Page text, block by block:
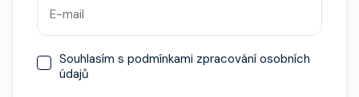
Souhlasím s podmínkami zpracování osobních
údajů